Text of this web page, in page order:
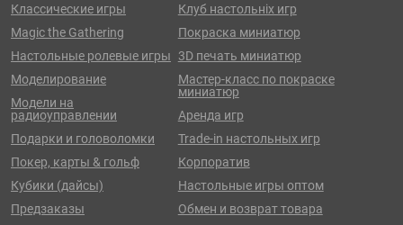
Классические игры
Magic the Gathering
Настольные ролевые игры
Моделирование
Модели на
радиоуправлении
Подарки и головоломки
Покер, карты & гольф
Кубики (дайсы)
Предзаказы
Клуб настольніх игр
Покраска миниатюр
3D печать миниатюр
Мастер-класс по покраске
миниатюр
Аренда игр
Trade-in настольных игр
Корпоратив
Настольные игры оптом
Обмен и возврат товара